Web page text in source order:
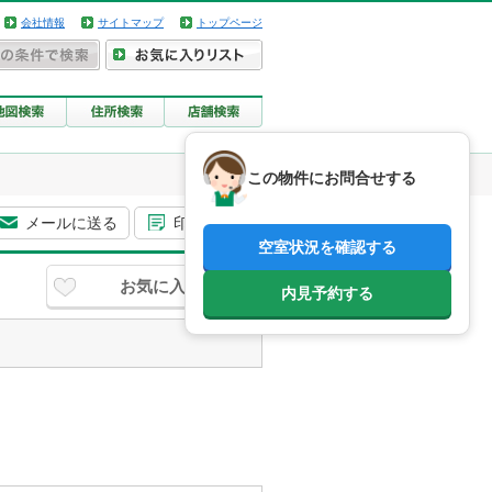
会社情報 サイトマップ トップページ
メールに送る 印刷用画面
お気に入り
この物件にお問合せする
空室状況を確認する
内見予約する